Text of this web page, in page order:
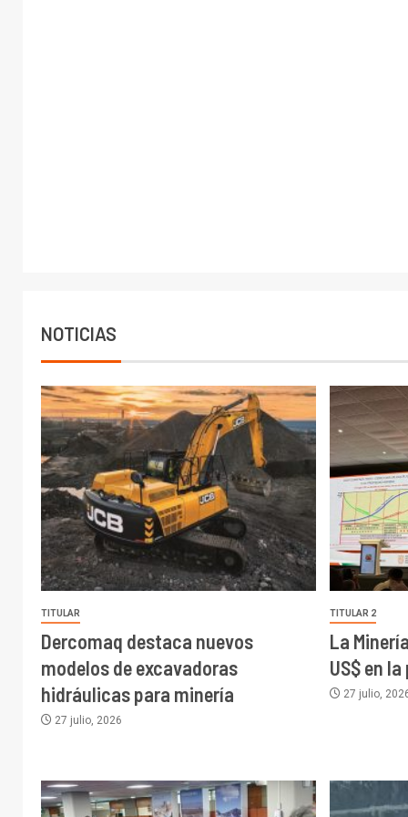
NOTICIAS
TITULAR
Dercomaq destaca nuevos
modelos de excavadoras
hidráulicas para minería
27 julio, 2026
TITULAR 2
La
US$ en
27 julio,